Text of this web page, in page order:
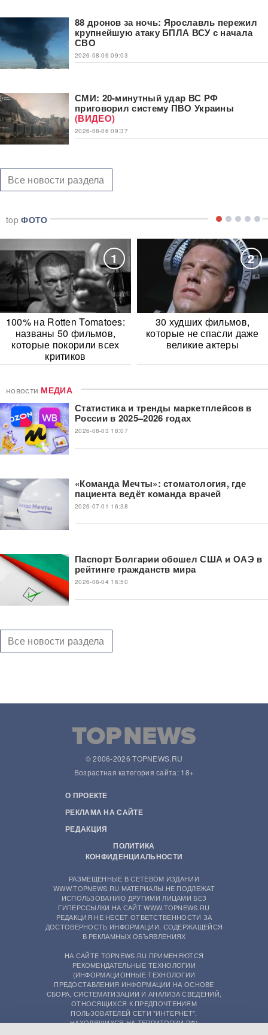
88 дронов за ночь: Ярославль пережил
крупнейшую атаку БПЛА ВСУ с начала
СВО
2026-08-06 09:03
СМИ: 20-минутный удар ВС РФ
приговорил систему ПВО Украины
(ВИДЕО)
2026-08-06 09:37
Все новости раздела
topФОТО
1
100% на Rotten Tomatoes:
названы 50 фильмов,
которые покорили всех
критиков
2
30 худших фильмов,
которые не спасли даже
великие актеры
новости МЕДИА
Статистика и тренды маркетплейсов в
России в 2025–2026 годах
2026-08-03 18:07
«Команда Мечты»: стоматология, где
пациента ведёт команда врачей
2026-07-01 16:38
Паспорт Болгарии обошел США и ОАЭ в
рейтинге гражданств мира
2026-06-04 16:50
Все новости раздела
© 2006-2026 TOPNEWS.RU
Возрастная категория сайта: 18+
О ПРОЕКТЕ
РЕКЛАМА НА САЙТЕ
РЕДАКЦИЯ
ПОЛИТИКА
КОНФИДЕНЦИАЛЬНОСТИ
РАЗМЕЩЕННЫЕ В СЕТЕВОМ ИЗДАНИИ
WWW.TOPNEWS.RU МАТЕРИАЛЫ НЕ ПОДЛЕЖАТ
ИСПОЛЬЗОВАНИЮ ДРУГИМИ ЛИЦАМИ БЕЗ
ГИПЕРССЫЛКИ НА САЙТ WWW.TOPNEWS.RU
РЕДАКЦИЯ НЕ НЕСЕТ ОТВЕТСТВЕННОСТИ ЗА
ДОСТОВЕРНОСТЬ ИНФОРМАЦИИ, СОДЕРЖАЩЕЙСЯ
В РЕКЛАМНЫХ ОБЪЯВЛЕНИЯХ
НА САЙТЕ TOPNEWS.RU ПРИМЕНЯЮТСЯ
РЕКОМЕНДАТЕЛЬНЫЕ ТЕХНОЛОГИИ
(ИНФОРМАЦИОННЫЕ ТЕХНОЛОГИИ
ПРЕДОСТАВЛЕНИЯ ИНФОРМАЦИИ НА ОСНОВЕ
СБОРА, СИСТЕМАТИЗАЦИИ И АНАЛИЗА СВЕДЕНИЙ,
ОТНОСЯЩИХСЯ К ПРЕДПОЧТЕНИЯМ
ПОЛЬЗОВАТЕЛЕЙ СЕТИ "ИНТЕРНЕТ",
НАХОДЯЩИХСЯ НА ТЕРРИТОРИИ РФ)